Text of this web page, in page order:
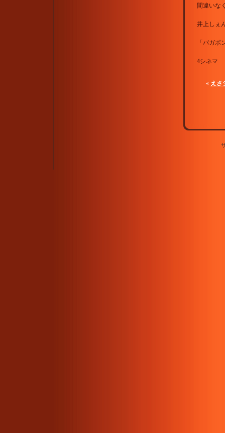
間違いな
井上しぇ
「バガボ
4シネマ
« えさ